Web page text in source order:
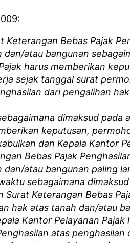
Keterangan Bebas Pajak
atau bangunan
harus memberikan
sejak tanggal surat
dari pengalihan
dimaksud pada
keputusan,
dan Kepala Kantor
Bebas Pajak
dan/atau bangunan paling
sebagaimana
Surat Keterangan Bebas
hak atas tanah dan/atau
Kantor Pelayanan
atas